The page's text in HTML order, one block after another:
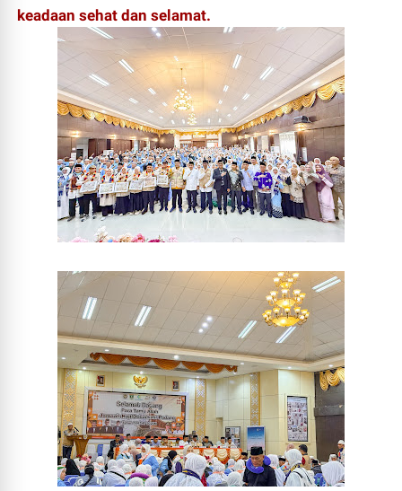
keadaan sehat dan selamat.